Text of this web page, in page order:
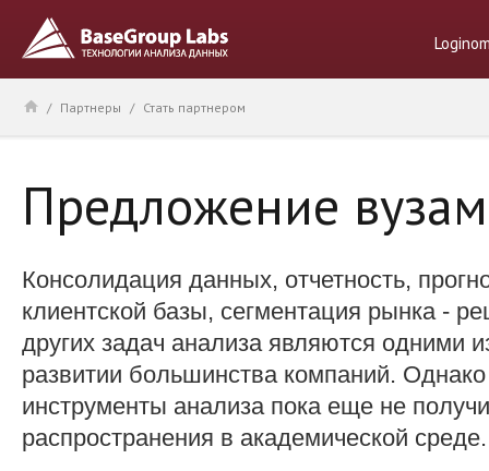
/ Партнеры / Стать партнером
Предложение вузам
Консолидация данных, отчетность,
клиентской базы, сегментация рынка -
других задач анализа являются одними
развитии большинства компаний.
инструменты анализа пока еще не
распространения в академической среде.